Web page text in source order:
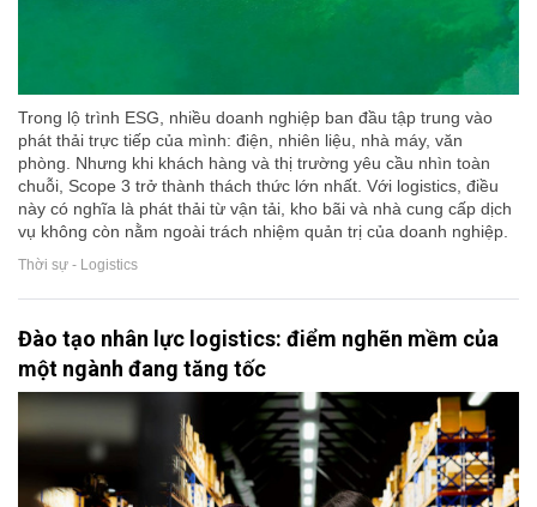
Trong lộ trình ESG, nhiều doanh nghiệp ban đầu tập trung vào
phát thải trực tiếp của mình: điện, nhiên liệu, nhà máy, văn
phòng. Nhưng khi khách hàng và thị trường yêu cầu nhìn toàn
chuỗi, Scope 3 trở thành thách thức lớn nhất. Với logistics, điều
này có nghĩa là phát thải từ vận tải, kho bãi và nhà cung cấp dịch
vụ không còn nằm ngoài trách nhiệm quản trị của doanh nghiệp.
Thời sự - Logistics
Đào tạo nhân lực logistics: điểm nghẽn mềm của
một ngành đang tăng tốc